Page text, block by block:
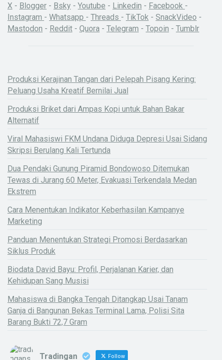
X - Blogger - Bsky - Youtube - Linkedin - Facebook -
Instagram - Whatsapp - Threads - TikTok - SnackVideo -
Mastodon - Reddit - Quora - Telegram - Topoin - Tumblr
Produksi Kerajinan Tangan dari Pelepah Pisang Kering:
Peluang Usaha Kreatif Bernilai Jual
Produksi Briket dari Ampas Kopi untuk Bahan Bakar
Alternatif
Viral Mahasiswi FKM Undana Diduga Depresi Usai Sidang
Skripsi Berulang Kali Tertunda
Dua Pendaki Gunung Piramid Bondowoso Ditemukan
Tewas di Jurang 60 Meter, Evakuasi Terkendala Medan
Ekstrem
Cara Menentukan Indikator Keberhasilan Kampanye
Marketing
Panduan Menentukan Strategi Promosi Berdasarkan
Siklus Produk
Biodata David Bayu: Profil, Perjalanan Karier, dan
Kehidupan Sang Musisi
Mahasiswa di Bangka Tengah Ditangkap Usai Tanam
Ganja di Bangunan Bekas Terminal Lama, Polisi Sita
Barang Bukti 72,7 Gram
Tradingan Follow